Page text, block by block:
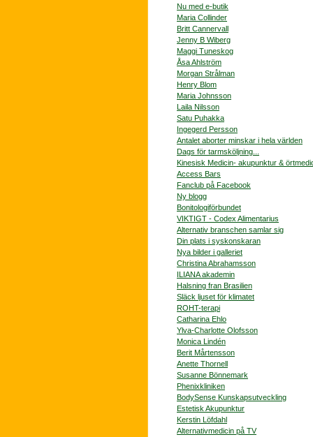
Nu med e-butik
Maria Collinder
Britt Cannervall
Jenny B Wiberg
Maggi Tuneskog
Åsa Ahlström
Morgan Strålman
Henry Blom
Maria Johnsson
Laila Nilsson
Satu Puhakka
Ingegerd Persson
Antalet aborter minskar i hela världen
Dags för tarmsköljning...
Kinesisk Medicin- akupunktur &
Access Bars
Fanclub på Facebook
Ny blogg
Bonitologiförbundet
VIKTIGT - Codex Alimentarius
Alternativ branschen samlar sig
Din plats i syskonskaran
Nya bilder i galleriet
Christina Abrahamsson
ILIANA akademin
Halsning fran Brasilien
Släck ljuset för klimatet
ROHT-terapi
Catharina Ehlo
Ylva-Charlotte Olofsson
Monica Lindén
Berit Mårtensson
Anette Thornell
Susanne Bönnemark
Phenixkliniken
BodySense Kunskapsutveckling
Estetisk Akupunktur
Kerstin Löfdahl
Alternativmedicin på TV